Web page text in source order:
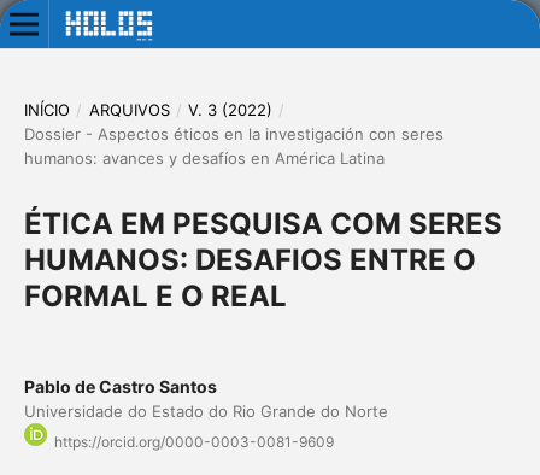
INÍCIO / ARQUIVOS / V. 3 (2022) /
Dossier - Aspectos éticos en la investigación con seres
humanos: avances y desafíos en América Latina
ÉTICA EM PESQUISA COM SERES
HUMANOS: DESAFIOS ENTRE O
FORMAL E O REAL
Pablo de Castro Santos
Universidade do Estado do Rio Grande do Norte
https://orcid.org/0000-0003-0081-9609